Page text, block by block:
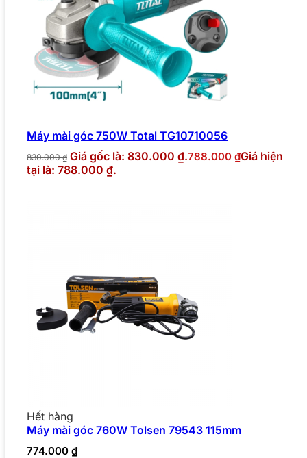
Máy mài góc 750W Total TG10710056
830.000₫ Giá gốc là: 830.000 ₫.788.000 ₫Giá hiện
tại là: 788.000 ₫.
Hết hàng
Máy mài góc 760W Tolsen 79543 115mm
774.000 ₫